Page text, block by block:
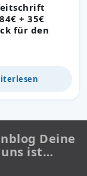
+ 35€
für den
Deine
uns ist…